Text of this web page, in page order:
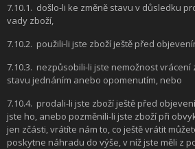
7.10.1. došlo-li ke změně stavu v důsledku
vady zboží,
7.10.2. použili-li jste zboží ještě před
7.10.3. nezpůsobili-li jste nemožnost vrácení
stavu jednáním anebo opomenutím, nebo
7.10.4. prodali-li jste zboží ještě před
jste ho, anebo pozměnili-li jste zboží při
jen zčásti, vrátíte nám to, co ještě vrátit
poskytne náhradu do výše, v níž jste měli z